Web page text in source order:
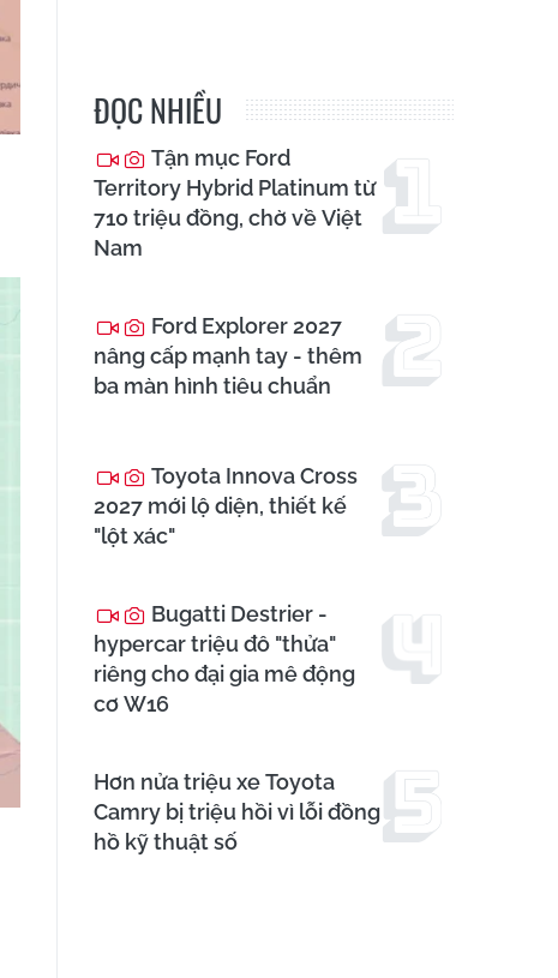
ĐỌC NHIỀU
Tận mục Ford
Territory Hybrid Platinum từ
710 triệu đồng, chờ về Việt
Nam
Ford Explorer 2027
nâng cấp mạnh tay - thêm
ba màn hình tiêu chuẩn
Toyota Innova Cross
2027 mới lộ diện, thiết kế
"lột xác"
Bugatti Destrier -
hypercar triệu đô "thửa"
riêng cho đại gia mê động
cơ W16
Hơn nửa triệu xe Toyota
Camry bị triệu hồi vì lỗi đồng
hồ kỹ thuật số